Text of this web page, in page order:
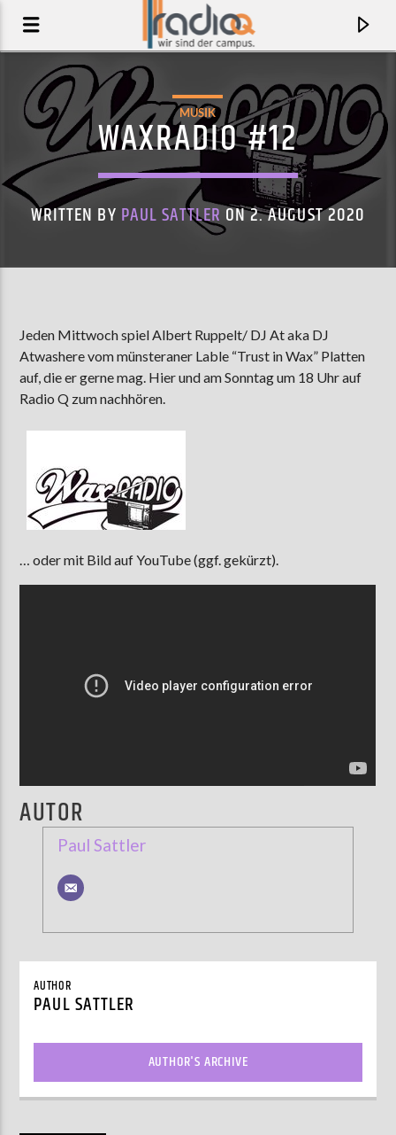
AKTUELLER TRACK
JOE II
ELECTRIC EEL SHOCK
AKTUELLE SENDUNG
MOEBIUS
12:00 24:00
ZU HÖREN INMünster90,9 MHzSteinfurt103,9 MHz
MUSIK
WAXRADIO #12
WRITTEN BY PAUL SATTLERON 2. AUGUST 2020
Jeden Mittwoch spiel Albert Ruppelt/ DJ At aka DJ
Atwashere vom münsteraner Lable “Trust in Wax” Platten
auf, die er gerne mag. Hier und am Sonntag um 18 Uhr auf
Radio Q zum nachhören.
… oder mit Bild auf YouTube (ggf. gekürzt).
AUTOR
Paul Sattler
AUTHOR
PAUL SATTLER
AUTHOR'S ARCHIVE